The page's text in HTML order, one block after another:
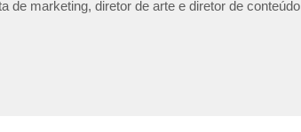
de marketing, diretor de arte e diretor de conteúdo